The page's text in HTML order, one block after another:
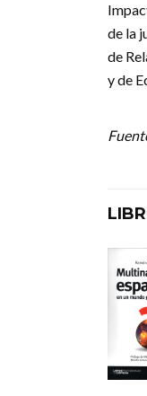
de la
de
y de